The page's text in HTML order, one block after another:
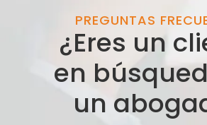
PREGUNTAS
¿Eres un
en
un